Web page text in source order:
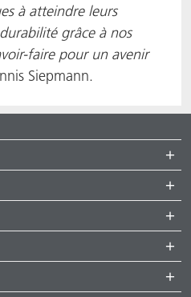
à atteindre leurs
grâce à nos
faire pour un avenir
Siepmann.